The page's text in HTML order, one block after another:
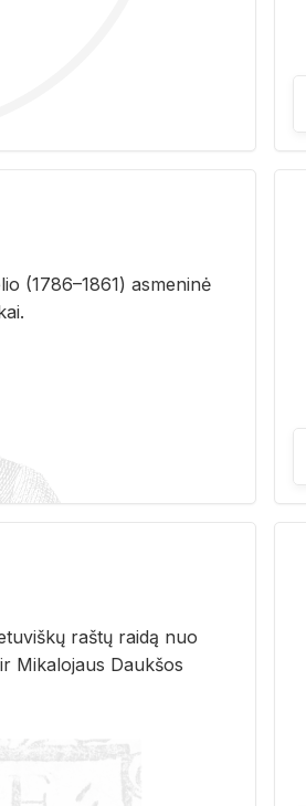
(1786–1861) as­me­ni­nė
raš­tų rai­dą nuo
Mi­ka­lo­jaus Dauk­šos